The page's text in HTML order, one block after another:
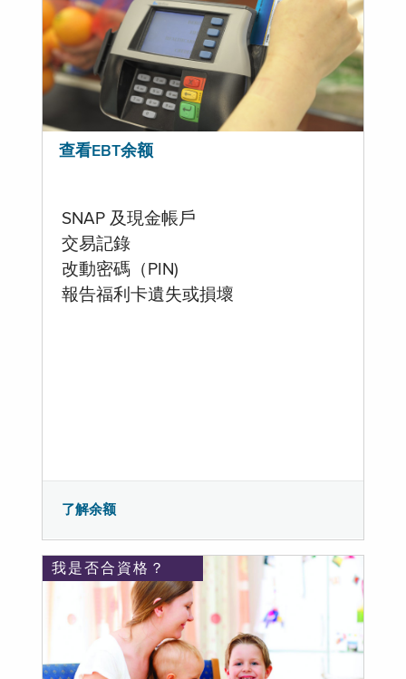
查看EBT余额
SNAP 及現金帳戶
交易記錄
改動密碼（PIN)
報告福利卡遺失或損壞
了解余额
我是否合資格？